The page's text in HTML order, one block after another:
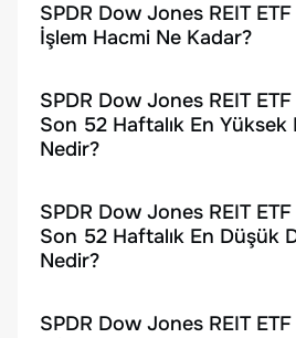
SPDR Dow Jones REIT
İşlem Hacmi Ne Kadar?
SPDR Dow Jones REIT
Son 52 Haftalık En Yüksek
Nedir?
SPDR Dow Jones REIT
Son 52 Haftalık En Düşük
Nedir?
SPDR Dow Jones REIT